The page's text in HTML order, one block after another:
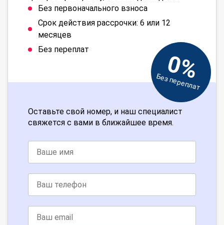
Без первоначального взноса
Срок действия рассрочки: 6 или 12
месяцев
Без переплат
0%
Без переплат
Оставьте свой номер, и наш специалист
свяжется с вами в ближайшее время.